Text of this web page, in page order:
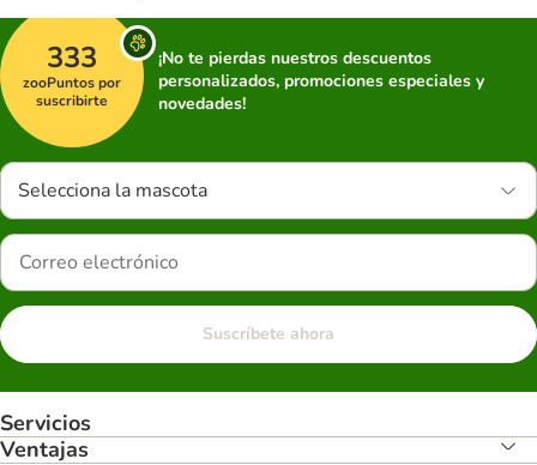
333
zooPuntos por
suscribirte
¡No te pierdas nuestros descuentos
personalizados, promociones especiales y
novedades!
Selecciona la mascota
Suscríbete ahora
Servicios
Ventajas